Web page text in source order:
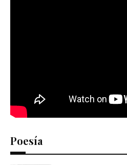
Poesía